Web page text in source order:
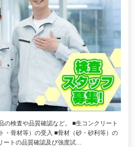
の検査や品質確認など。 ■生コンクリート
・骨材等）の受入 ■骨材（砂・砂利等）の
ートの品質確認及び強度試…